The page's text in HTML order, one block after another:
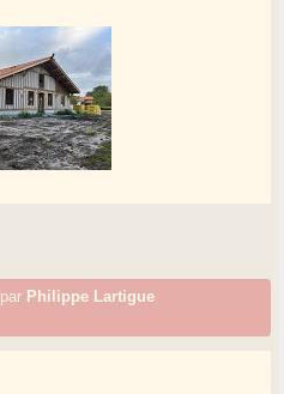
par Philippe Lartigue